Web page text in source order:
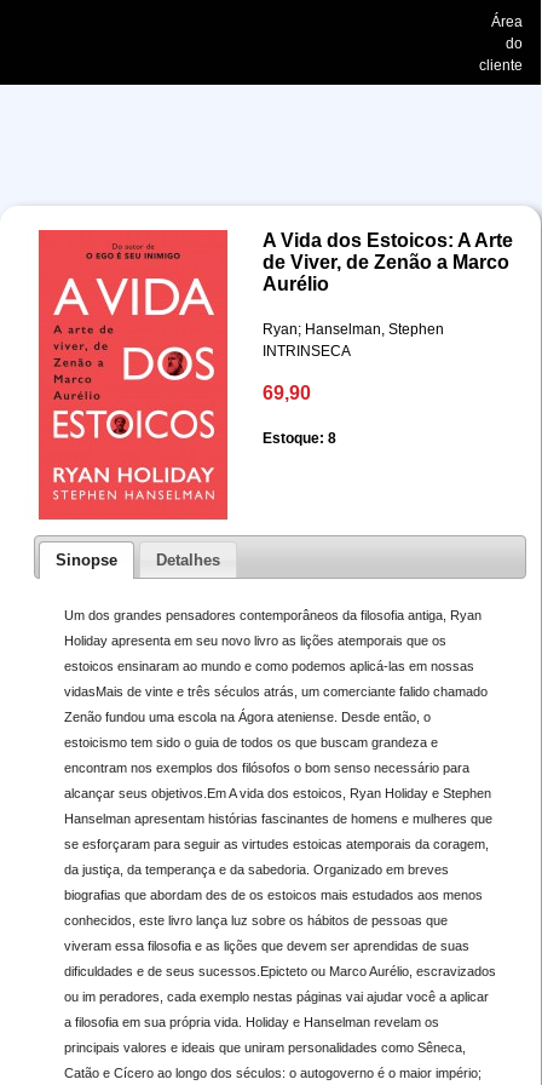
Área
do
cliente
A Vida dos Estoicos: A Arte
de Viver, de Zenão a Marco
Aurélio
Ryan; Hanselman, Stephen
INTRINSECA
69,90
Estoque: 8
Sinopse Detalhes
Um dos grandes pensadores contemporâneos da filosofia antiga, Ryan
Holiday apresenta em seu novo livro as lições atemporais que os
estoicos ensinaram ao mundo e como podemos aplicá-las em nossas
vidasMais de vinte e três séculos atrás, um comerciante falido chamado
Zenão fundou uma escola na Ágora ateniense. Desde então, o
estoicismo tem sido o guia de todos os que buscam grandeza e
encontram nos exemplos dos filósofos o bom senso necessário para
alcançar seus objetivos.Em A vida dos estoicos, Ryan Holiday e Stephen
Hanselman apresentam histórias fascinantes de homens e mulheres que
se esforçaram para seguir as virtudes estoicas atemporais da coragem,
da justiça, da temperança e da sabedoria. Organizado em breves
biografias que abordam des de os estoicos mais estudados aos menos
conhecidos, este livro lança luz sobre os hábitos de pessoas que
viveram essa filosofia e as lições que devem ser aprendidas de suas
dificuldades e de seus sucessos.Epicteto ou Marco Aurélio, escravizados
ou im peradores, cada exemplo nestas páginas vai ajudar você a aplicar
a filosofia em sua própria vida. Holiday e Hanselman revelam os
principais valores e ideais que uniram personalidades como Sêneca,
Catão e Cícero ao longo dos séculos: o autogoverno é o maior império;